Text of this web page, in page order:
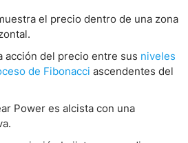
el precio dentro de una zona
acción del precio entre sus niveles
de Fibonacci ascendentes del
Power es alcista con una